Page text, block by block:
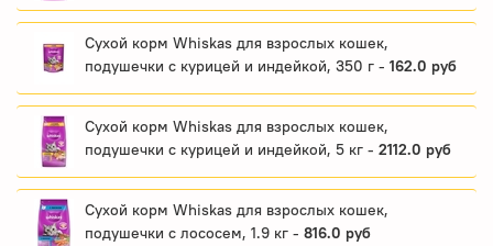
Сухой корм Whiskas для взрослых кошек,
подушечки с курицей и индейкой, 350 г - 162.0 руб
Сухой корм Whiskas для взрослых кошек,
подушечки с курицей и индейкой, 5 кг - 2112.0 руб
Сухой корм Whiskas для взрослых кошек,
подушечки с лососем, 1.9 кг - 816.0 руб